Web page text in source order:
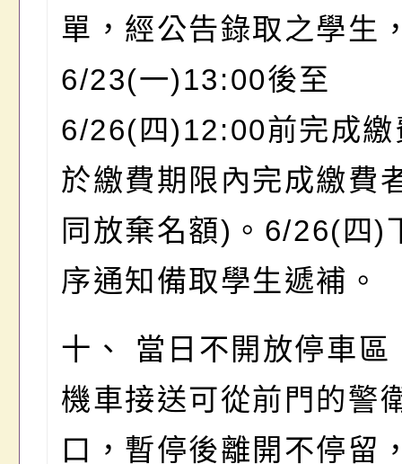
單，經公告錄取之學生
6/23(一)13:00後至
6/26(四)12:00前完成
於繳費期限內完成繳費
同放棄名額)。6/26(四)
序通知備取學生遞補。
十、 當日不開放停車區
機車接送可從前門的警
口，暫停後離開不停留